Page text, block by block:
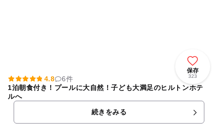
保存
323
4.8
6件
1泊朝食付き！プールに大自然！子ども大満足のヒルトンホテ
ルへ
続きをみる